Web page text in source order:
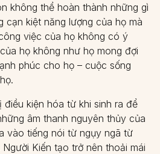
không thể hoàn thành những gì
cạn kiệt năng lượng của họ mà
việc của họ không có ý
họ không như họ mong đợi
phúc cho họ – cuộc sống
điều kiện hóa từ khi sinh ra để
âm thanh nguyên thủy của
vào tiếng nói từ ngụy ngã từ
Kiến tạo trở nên thoải mái